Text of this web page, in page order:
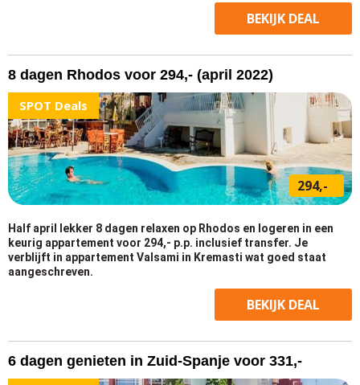
BEKIJK DEAL
8 dagen Rhodos voor 294,- (april 2022)
SPOT Deals
294,-
Half april lekker 8 dagen relaxen op Rhodos en logeren in een
keurig appartement voor 294,- p.p. inclusief transfer. Je
verblijft in appartement Valsami in Kremasti wat goed staat
aangeschreven.
BEKIJK DEAL
6 dagen genieten in Zuid-Spanje voor 331,-